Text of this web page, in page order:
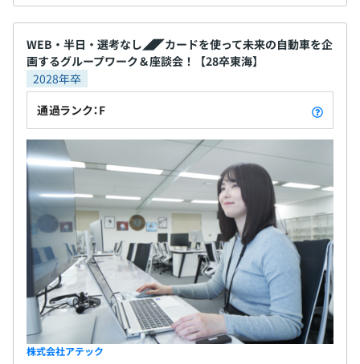
WEB・半日・選考なし◢◤カードを使って未来の自動車を企
画するグループワーク＆座談会！【28卒東海】
2028年卒
通過ランク：F
株式会社アテック